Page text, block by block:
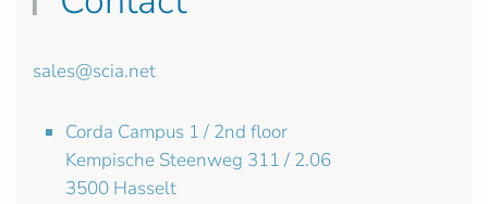
sales@scia.net
Corda Campus 1 / 2nd floor
Kempische Steenweg 311 / 2.06
3500 Hasselt